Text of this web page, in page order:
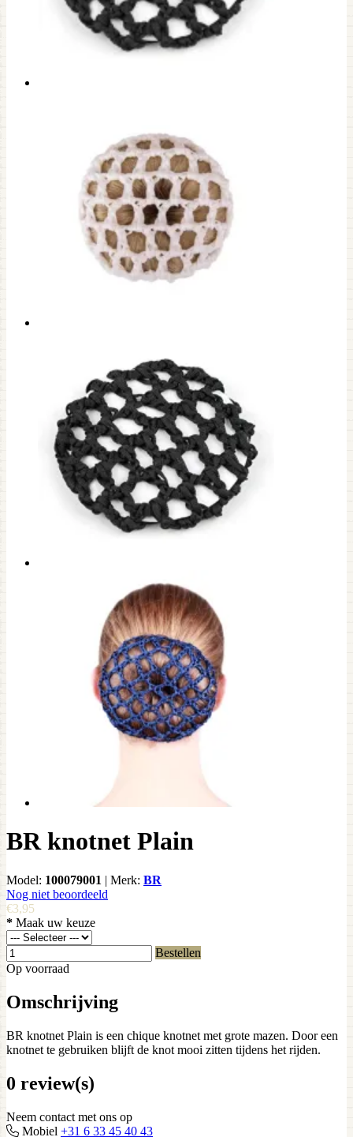
BR knotnet Plain
Model: 100079001 | Merk: BR
Nog niet beoordeeld
€3,95
* Maak uw keuze
Bestellen
Op voorraad
Omschrijving
BR knotnet Plain is een chique knotnet met grote mazen. Door een
knotnet te gebruiken blijft de knot mooi zitten tijdens het rijden.
0 review(s)
Neem contact met ons op
Mobiel +31 6 33 45 40 43